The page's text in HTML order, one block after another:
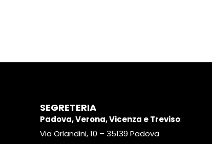
SEGRETERIA
Padova, Verona, Vicenza e Treviso:
Via Orlandini, 10 – 35139 Padova